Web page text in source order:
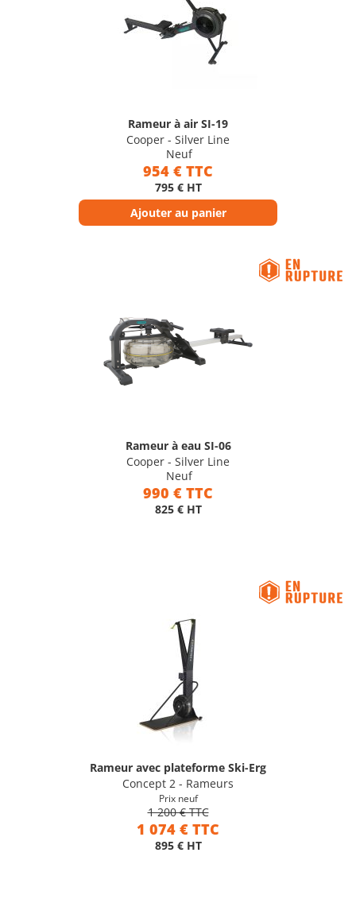
Rameur à air SI-19
Cooper - Silver Line
Neuf
954 € TTC
795 € HT
Ajouter au panier
Rameur à eau SI-06
Cooper - Silver Line
Neuf
990 € TTC
825 € HT
Rameur avec plateforme Ski-Erg
Concept 2 - Rameurs
Prix neuf
1 200 € TTC
1 074 € TTC
895 € HT